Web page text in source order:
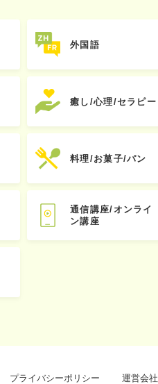
外国語
癒し/心理/セラピー
料理/お菓子/パン
通信講座/オンライ
ン講座
プライバシーポリシー 運営会社